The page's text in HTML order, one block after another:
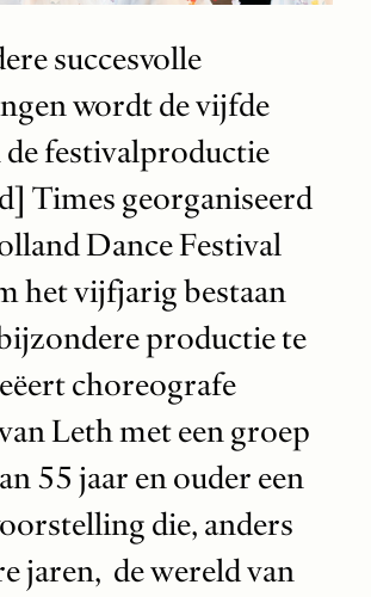
succesvolle
wordt de vijfde
de festivalproductie
Times georganiseerd
Dance Festival
het vijfjarig bestaan
productie te
choreografe
Leth met een groep
55 jaar en ouder een
die, anders
jaren, de wereld van